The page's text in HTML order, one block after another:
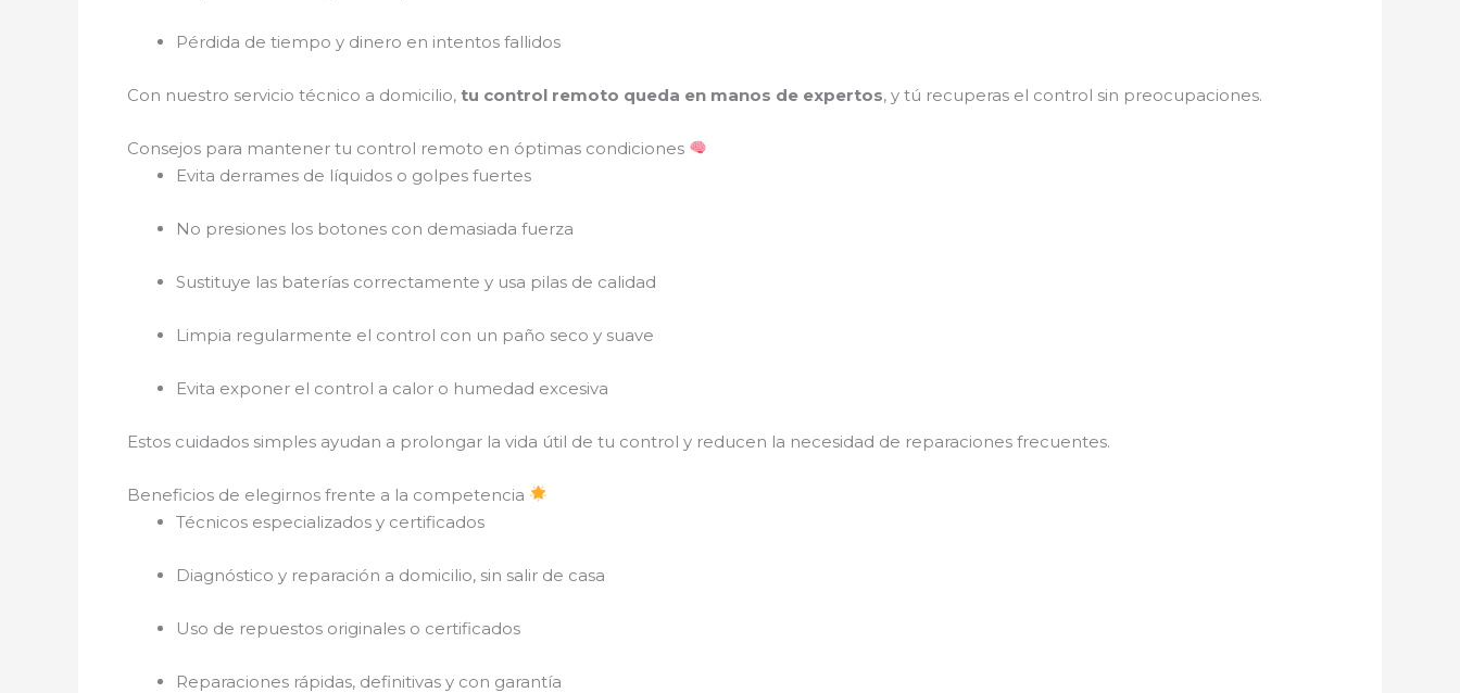
Pérdida de tiempo y dinero en intentos fallidos
Con nuestro servicio técnico a domicilio, tu control remoto queda en manos de expertos, y tú recuperas el control sin preocupaciones.
Consejos para mantener tu control remoto en óptimas condiciones
Evita derrames de líquidos o golpes fuertes
No presiones los botones con demasiada fuerza
Sustituye las baterías correctamente y usa pilas de calidad
Limpia regularmente el control con un paño seco y suave
Evita exponer el control a calor o humedad excesiva
Estos cuidados simples ayudan a prolongar la vida útil de tu control y reducen la necesidad de reparaciones frecuentes.
Beneficios de elegirnos frente a la competencia
Técnicos especializados y certificados
Diagnóstico y reparación a domicilio, sin salir de casa
Uso de repuestos originales o certificados
Reparaciones rápidas, definitivas y con garantía